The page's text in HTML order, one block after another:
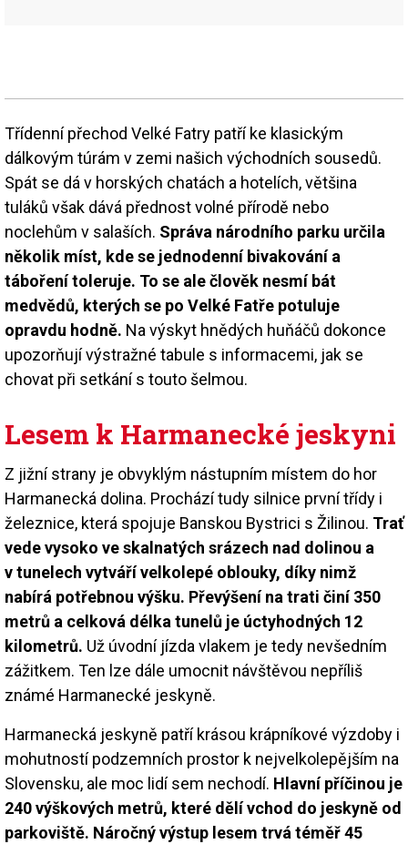
Třídenní přechod Velké Fatry patří ke klasickým
dálkovým túrám v zemi našich východních sousedů.
Spát se dá v horských chatách a hotelích, většina
tuláků však dává přednost volné přírodě nebo
noclehům v salaších. Správa národního parku určila
několik míst, kde se jednodenní bivakování a
táboření toleruje. To se ale člověk nesmí bát
medvědů, kterých se po Velké Fatře potuluje
opravdu hodně. Na výskyt hnědých huňáčů dokonce
upozorňují výstražné tabule s informacemi, jak se
chovat při setkání s touto šelmou.
Lesem k Harmanecké jeskyni
Z jižní strany je obvyklým nástupním místem do hor
Harmanecká dolina. Prochází tudy silnice první třídy i
železnice, která spojuje Banskou Bystrici s Žilinou. Trať
vede vysoko ve skalnatých srázech nad dolinou a
v tunelech vytváří velkolepé oblouky, díky nimž
nabírá potřebnou výšku. Převýšení na trati činí 350
metrů a celková délka tunelů je úctyhodných 12
kilometrů. Už úvodní jízda vlakem je tedy nevšedním
zážitkem. Ten lze dále umocnit návštěvou nepříliš
známé Harmanecké jeskyně.
Harmanecká jeskyně patří krásou krápníkové výzdoby i
mohutností podzemních prostor k nejvelkolepějším na
Slovensku, ale moc lidí sem nechodí. Hlavní příčinou je
240 výškových metrů, které dělí vchod do jeskyně od
parkoviště. Náročný výstup lesem trvá téměř 45